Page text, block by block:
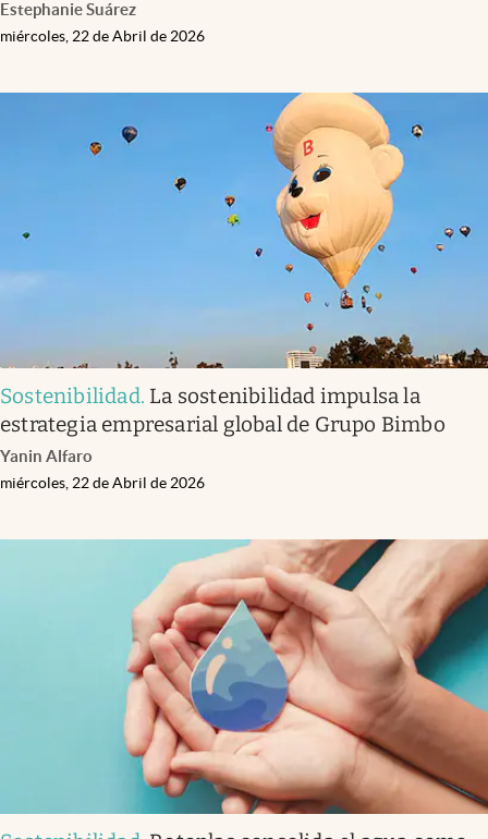
Estephanie Suárez
miércoles, 22 de Abril de 2026
Sostenibilidad. La sostenibilidad impulsa la
estrategia empresarial global de Grupo Bimbo
Yanin Alfaro
miércoles, 22 de Abril de 2026